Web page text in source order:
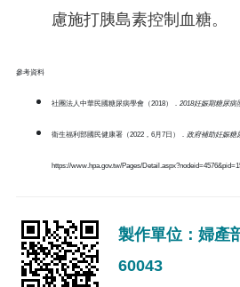
慮施打胰島素控制血糖。
參考資料
社團法人中華民國糖尿病學會（2018）． 2018妊娠期糖尿病
衛生福利部國民健康署（2022，6月7日）． 政府補助妊娠糖
https://www.hpa.gov.tw/Pages/
製作單位：婦
60043